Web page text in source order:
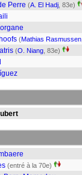
Perre (A. El Hadj , 83e)
(Mathias Rasmussen
(O. Niang , 83e)
(entré à la 70e)